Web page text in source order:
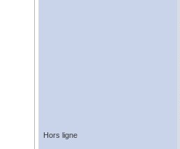
Hors ligne